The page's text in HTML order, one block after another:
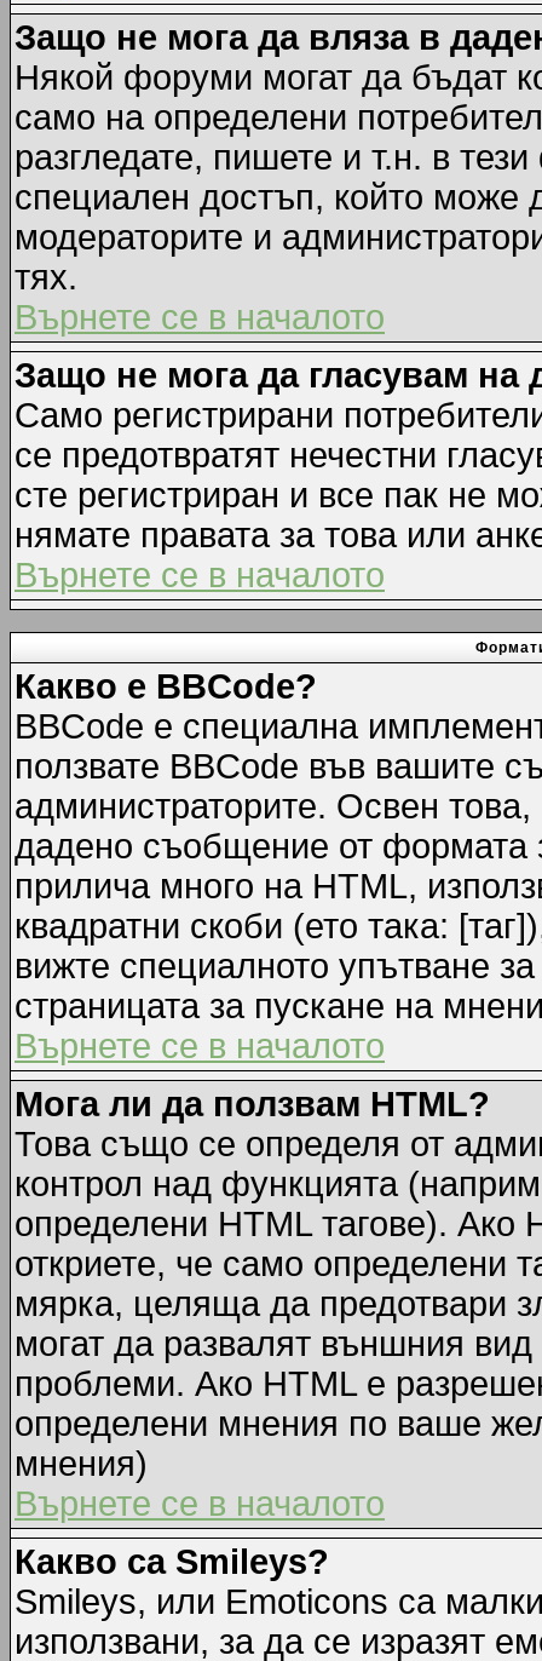
Защо не мога да вляза в
Някой форуми могат да бъдат
само на определени
разгледате, пишете и т.н. в
специален достъп, който може
модераторите и
тях.
Върнете се в началото
Защо не мога да гласувам на
Само регистрирани
се предотвратят нечестни
сте регистриран и все пак не
нямате правата за това или
Върнете се в началото
Какво е BBCode?
BBCode е специална
ползвате BBCode във вашите
администраторите. Освен
дадено съобщение от формата
прилича много на HTML,
квадратни скоби (ето така:
вижте специалното упътване
страницата за пускане на
Върнете се в началото
Мога ли да ползвам HTML?
Това също се определя от
контрол над функцията
определени HTML тагове).
откриете, че само определени
мярка, целяща да предотвари
могат да развалят външния
проблеми. Ако HTML е
определени мнения по ваше
мнения)
Върнете се в началото
Какво са Smileys?
Smileys, или Emoticons са
използвани, за да се изразят